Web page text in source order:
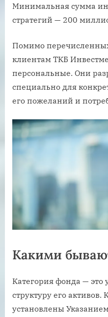
Минимальная сумма
стратегий — 200
Помимо
клиентам ТКБ
персональные. Они
специально для
его пожеланий и
Какими
Категория фонда — это
структуру его
установлены